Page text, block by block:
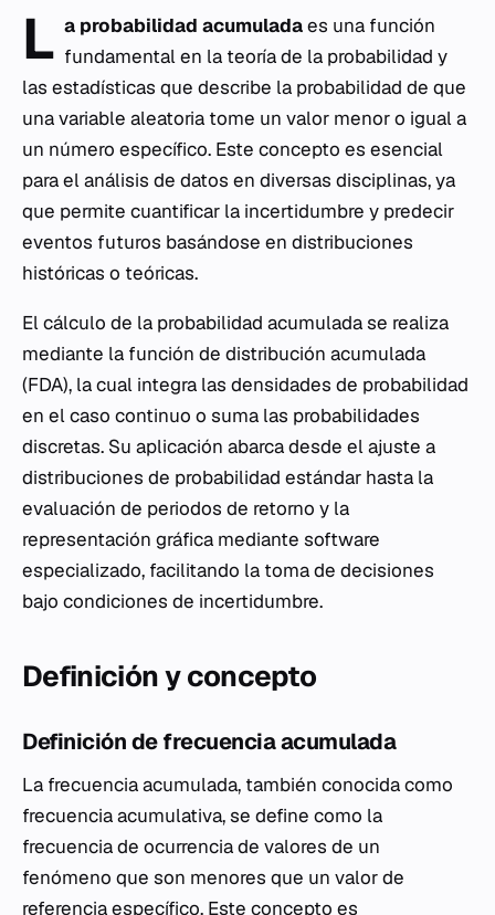
L a probabilidad acumuladaes una función
fundamental en la teoría de la probabilidad y
las estadísticas que describe la probabilidad de que
una variable aleatoria tome un valor menor o igual a
un número específico. Este concepto es esencial
para el análisis de datos en diversas disciplinas, ya
que permite cuantificar la incertidumbre y predecir
eventos futuros basándose en distribuciones
históricas o teóricas.
El cálculo de la probabilidad acumulada se realiza
mediante la función de distribución acumulada
(FDA), la cual integra las densidades de probabilidad
en el caso continuo o suma las probabilidades
discretas. Su aplicación abarca desde el ajuste a
distribuciones de probabilidad estándar hasta la
evaluación de periodos de retorno y la
representación gráfica mediante software
especializado, facilitando la toma de decisiones
bajo condiciones de incertidumbre.
Definición y concepto
Definición de frecuencia acumulada
La frecuencia acumulada, también conocida como
frecuencia acumulativa, se define como la
frecuencia de ocurrencia de valores de un
fenómeno que son menores que un valor de
referencia específico. Este concepto es